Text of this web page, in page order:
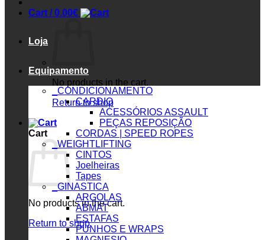
Cart /0.00€
No products in the cart.
Return to shop
Cart
No products in the cart.
Return to shop
Loja
Equipamento
_CONDICIONAMENTO
CARDIO
ACESSÓRIOS ASSAULT
PEÇAS REPOSIÇÃO
CORDAS | SPEED ROPES
_WEIGHTLIFTING
CINTOS
Joelheiras
Tapes
_GINASTICA
ARGOLAS
ABMAT
ESTAFAS
PUNHOS E WRAPS